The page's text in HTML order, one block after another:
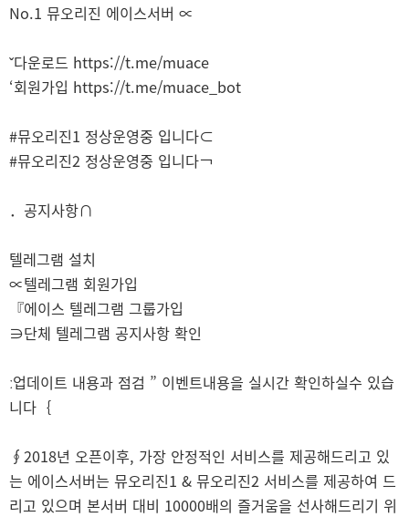
No.1 뮤오리진 에이스서버 ∝
ˇ다운로드 https://t.me/muace
‘회원가입 https://t.me/muace_bot
#뮤오리진1 정상운영중 입니다⊂
#뮤오리진2 정상운영중 입니다￢
．공지사항∩
­텔레그램 설치
∝텔레그램 회원가입
『에이스 텔레그램 그룹가입
∋단체 텔레그램 공지사항 확인
ː업데이트 내용과 점검 ” 이벤트내용을 실시간 확인하실수 있습
니다｛
∮2018년 오픈이후, 가장 안정적인 서비스를 제공해드리고 있
는 에이스서버는 뮤오리진1 & 뮤오리진2 서비스를 제공하여 드
리고 있으며 본서버 대비 10000배의 즐거움을 선사해드리기 위